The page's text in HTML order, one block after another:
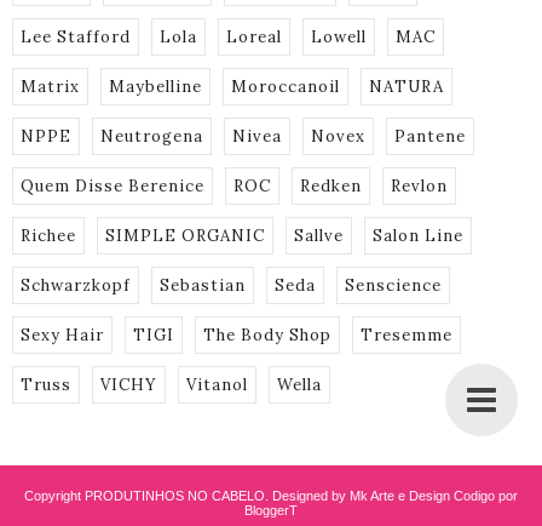
Lee Stafford Lola Loreal Lowell MAC
Matrix Maybelline Moroccanoil NATURA
NPPE Neutrogena Nivea Novex Pantene
Quem Disse Berenice ROC Redken Revlon
Richee SIMPLE ORGANIC Sallve Salon Line
Schwarzkopf Sebastian Seda Senscience
Sexy Hair TIGI The Body Shop Tresemme
Truss VICHY Vitanol Wella
Copyright PRODUTINHOS NO CABELO . Designed by Mk Arte e Design Codigo por
BloggerT